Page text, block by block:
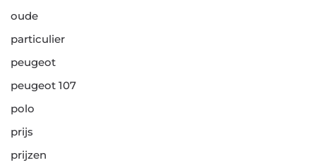
oude
particulier
peugeot
peugeot 107
polo
prijs
prijzen